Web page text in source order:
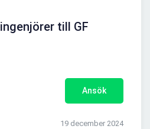
till GF
Ansök
19 december 2024